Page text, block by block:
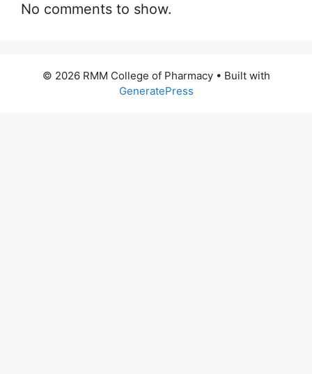
No comments to show.
© 2026 RMM College of Pharmacy• Built with
GeneratePress